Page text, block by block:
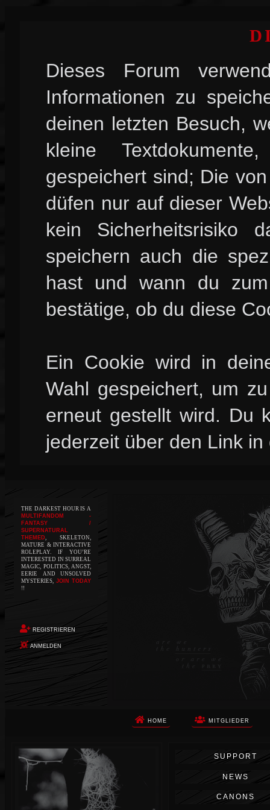
Dieses Forum
Informationen zu
deinen letzten Besuch,
kleine
gespeichert sind; Die
düfen nur auf dieser
kein Sicherheitsrisiko
speichern auch die
hast und wann du
bestätige, ob du diese
Ein Cookie wird in
Wahl gespeichert, um
erneut gestellt wird. Du
jederzeit über den Link
THE DARKEST HOUR IS A
MULTIFANDOM -
FANTASY /
SUPERNATURAL
THEMED, SKELETON,
MATURE & INTERACTIVE
ROLEPLAY. IF YOU’RE
INTERESTED IN SURREAL
MAGIC, POLITICS, ANGST,
EERIE AND UNSOLVED
MYSTERIES, JOIN TODAY
!!
REGISTRIEREN
ANMELDEN
HOME MITGLIEDER
Die Apokalypse. Das ist das Wort,
das Ihnen in den Sinn kommt, als
Sie auf dem Boden aufwachen, Ihr
Körper schmerzt und Ihr Geist
wird von alptraumhaften
Erinnerungen überflutet. Vor
SUPPORT
NEWS
CANONS